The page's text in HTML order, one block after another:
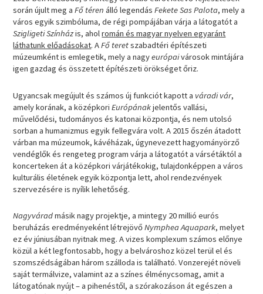
során újult meg aFő téren álló legendásFekete Sas Palota, mely a
város egyik szimbóluma, de régi pompájában várja a látogatót a
Szigligeti Színházis, aholromán és magyar nyelven egyaránt
láthatunk előadásokat. AFő teretszabadtéri építészeti
múzeumként is emlegetik, mely a nagyeurópaivárosok mintájára
igen gazdag és összetett építészeti örökséget őriz.
Ugyancsak megújult és számos új funkciót kapott a váradi vár,
amely korának, a középkoriEurópánakjelentős vallási,
művelődési, tudományos és katonai központja, és nem utolsó
sorban a humanizmus egyik fellegvára volt. A 2015 őszén átadott
várban ma múzeumok, kávéházak, úgynevezett hagyományörző
vendéglők és rengeteg program várja a látogatót a vársétáktól a
koncerteken át a középkori várjátékokig, tulajdonképpen a város
kulturális életének egyik központja lett, ahol rendezvények
szervezésére is nyílik lehetőség.
Nagyváradmásik nagy projektje, a mintegy 20 millió eurós
beruházás eredményeként létrejövőNymphea Aquapark, melyet
ez év júniusában nyitnak meg. A vizes komplexum számos előnye
közül a két legfontosabb, hogy a belvároshoz közel terül el és
szomszédságában három szálloda is található. Vonzerejét növeli
saját termálvize, valamint az a színes élménycsomag, amit a
látogatónak nyújt – a pihenéstől, a szórakozáson át egészen a